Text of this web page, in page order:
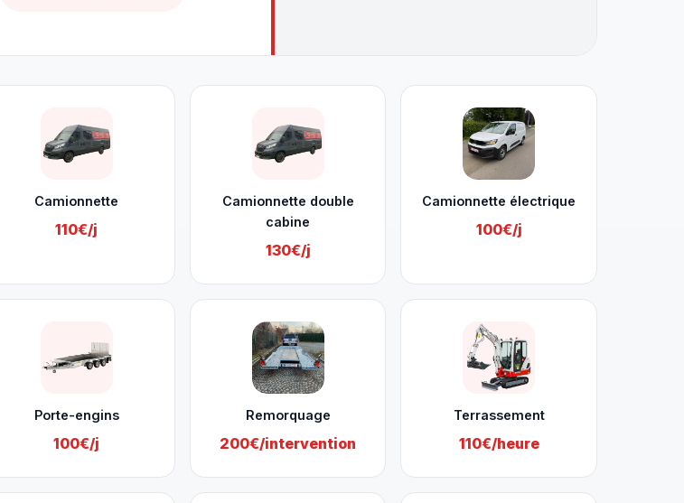
Camionnette
110€/j
Camionnette double
cabine
130€/j
Camionnette électrique
100€/j
Porte-engins
100€/j
Remorquage
200€/intervention
Terrassement
110€/heure